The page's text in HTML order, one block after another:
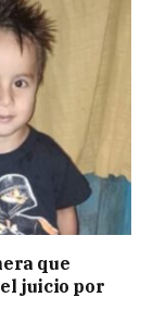
que
juicio por